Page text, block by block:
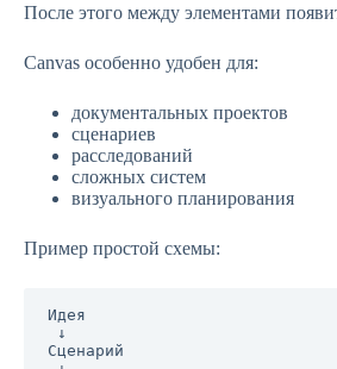
После этого между элементами
Canvas особенно удобен для:
документальных проектов
сценариев
расследований
сложных систем
визуального планирования
Пример простой схемы:
Идея
Сценарий